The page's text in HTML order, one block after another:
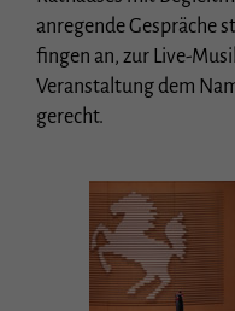
anregende Gespräche
fingen an, zur Live-
Veranstaltung dem
gerecht.